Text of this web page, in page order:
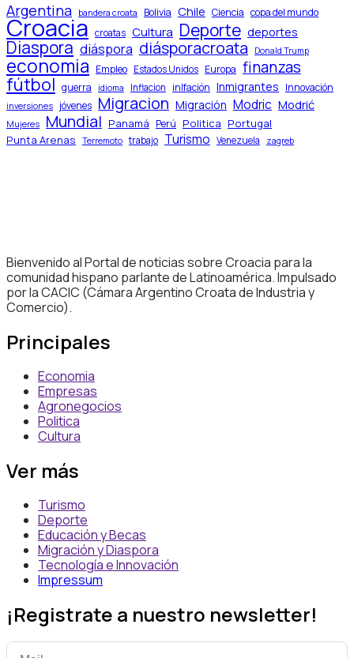
Argentina bandera croata Bolivia Chile Ciencia copa del mundo
Croacia croatas Cultura Deporte deportes
Diaspora diáspora diásporacroata Donald Trump
economia Empleo Estados Unidos Europa finanzas
fútbol guerra idioma Inflacion inlfación Inmigrantes Innovación
inversiones jóvenes Migracion Migración Modric Modrić
Mujeres Mundial Panamá Perú Politica Portugal
Punta Arenas
Terremoto trabajo Turismo Venezuela zagreb
Bienvenido al Portal de noticias sobre Croacia para la
comunidad hispano parlante de Latinoamérica. Impulsado
por la CACIC (Cámara Argentino Croata de Industria y
Comercio).
Principales
Economia
Empresas
Agronegocios
Politica
Cultura
Ver más
Turismo
Deporte
Educación y Becas
Migración y Diaspora
Tecnología e Innovación
Impressum
¡Registrate a nuestro newsletter!